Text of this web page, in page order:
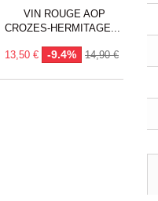
VIN ROUGE AOP
CROZES-HERMITAGE...
13,50 € -9.4% 14,90 €